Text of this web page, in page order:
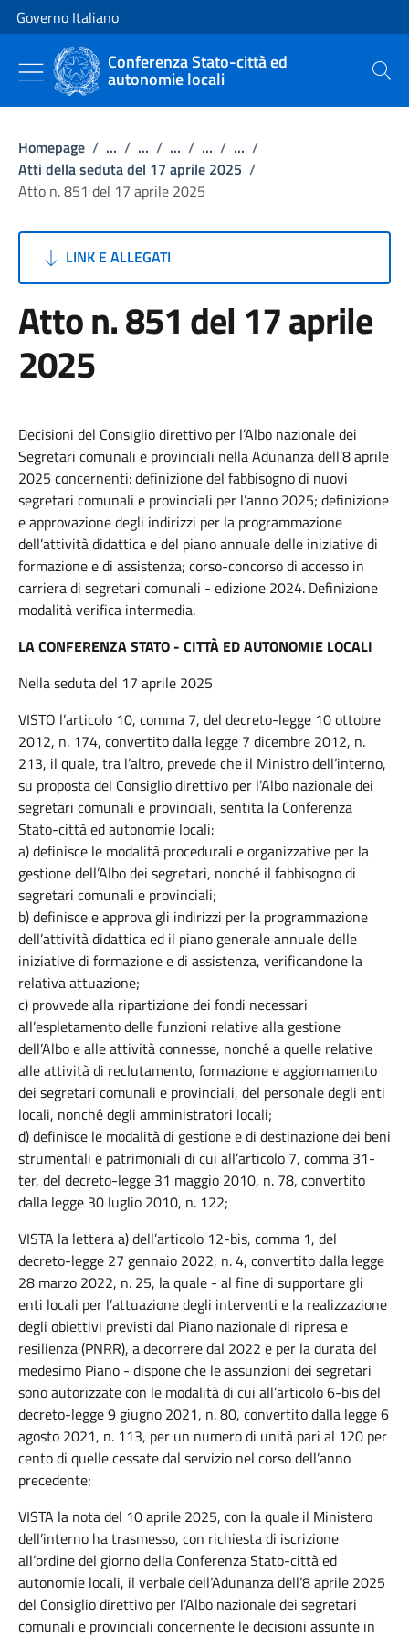
Vai al contenuto
Vai alla navigazione del sito
Governo Italiano
Conferenza Stato-città ed
autonomie locali Cerca
Homepage / ... / ... / ... / ... / ... /
Atti della seduta del 17 aprile 2025 /
Atto n. 851 del 17 aprile 2025
LINK E ALLEGATI
Atto n. 851 del 17 aprile
2025
Decisioni del Consiglio direttivo per l’Albo nazionale dei
Segretari comunali e provinciali nella Adunanza dell’8 aprile
2025 concernenti: definizione del fabbisogno di nuovi
segretari comunali e provinciali per l’anno 2025; definizione
e approvazione degli indirizzi per la programmazione
dell’attività didattica e del piano annuale delle iniziative di
formazione e di assistenza; corso-concorso di accesso in
carriera di segretari comunali - edizione 2024. Definizione
modalità verifica intermedia.
LA CONFERENZA STATO - CITTÀ ED AUTONOMIE LOCALI
Nella seduta del 17 aprile 2025
VISTO l’articolo 10, comma 7, del decreto-legge 10 ottobre
2012, n. 174, convertito dalla legge 7 dicembre 2012, n.
213, il quale, tra l’altro, prevede che il Ministro dell’interno,
su proposta del Consiglio direttivo per l’Albo nazionale dei
segretari comunali e provinciali, sentita la Conferenza
Stato-città ed autonomie locali:
a) definisce le modalità procedurali e organizzative per la
gestione dell’Albo dei segretari, nonché il fabbisogno di
segretari comunali e provinciali;
b) definisce e approva gli indirizzi per la programmazione
dell’attività didattica ed il piano generale annuale delle
iniziative di formazione e di assistenza, verificandone la
relativa attuazione;
c) provvede alla ripartizione dei fondi necessari
all’espletamento delle funzioni relative alla gestione
dell’Albo e alle attività connesse, nonché a quelle relative
alle attività di reclutamento, formazione e aggiornamento
dei segretari comunali e provinciali, del personale degli enti
locali, nonché degli amministratori locali;
d) definisce le modalità di gestione e di destinazione dei beni
strumentali e patrimoniali di cui all’articolo 7, comma 31-
ter, del decreto-legge 31 maggio 2010, n. 78, convertito
dalla legge 30 luglio 2010, n. 122;
VISTA la lettera a) dell’articolo 12-bis, comma 1, del
decreto-legge 27 gennaio 2022, n. 4, convertito dalla legge
28 marzo 2022, n. 25, la quale - al fine di supportare gli
enti locali per l’attuazione degli interventi e la realizzazione
degli obiettivi previsti dal Piano nazionale di ripresa e
resilienza (PNRR), a decorrere dal 2022 e per la durata del
medesimo Piano - dispone che le assunzioni dei segretari
sono autorizzate con le modalità di cui all’articolo 6-bis del
decreto-legge 9 giugno 2021, n. 80, convertito dalla legge 6
agosto 2021, n. 113, per un numero di unità pari al 120 per
cento di quelle cessate dal servizio nel corso dell’anno
precedente;
VISTA la nota del 10 aprile 2025, con la quale il Ministero
dell’interno ha trasmesso, con richiesta di iscrizione
all’ordine del giorno della Conferenza Stato-città ed
autonomie locali, il verbale dell’Adunanza dell’8 aprile 2025
del Consiglio direttivo per l’Albo nazionale dei segretari
comunali e provinciali concernente le decisioni assunte in